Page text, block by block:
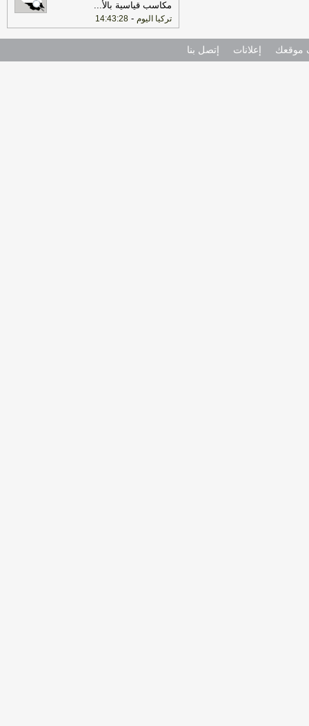
مكاسب قياسية بالأ...
تركيا اليوم -
14:43:28
موقعك إعلانات إتصل بنا